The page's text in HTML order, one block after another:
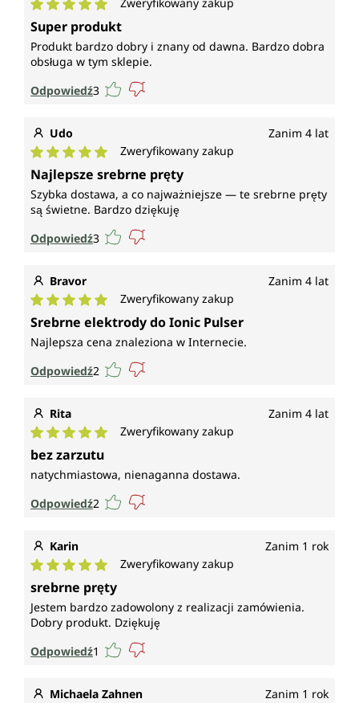
Średnia ocena 5 z 5 gwiazdek
Super produkt
Produkt bardzo dobry i znany od dawna. Bardzo dobra
obsługa w tym sklepie.
Odpowiedź3
Udo Zanim 4 lat
Średnia ocena 5 z 5 gwiazdek
Zweryfikowany zakup
Najlepsze srebrne pręty
Szybka dostawa, a co najważniejsze — te srebrne pręty
są świetne. Bardzo dziękuję
Odpowiedź3
Bravor Zanim 4 lat
Średnia ocena 5 z 5 gwiazdek
Zweryfikowany zakup
Srebrne elektrody do Ionic Pulser
Najlepsza cena znaleziona w Internecie.
Odpowiedź2
Rita Zanim 4 lat
Średnia ocena 5 z 5 gwiazdek
Zweryfikowany zakup
bez zarzutu
natychmiastowa, nienaganna dostawa.
Odpowiedź2
Karin Zanim 1 rok
Średnia ocena 5 z 5 gwiazdek
Zweryfikowany zakup
srebrne pręty
Jestem bardzo zadowolony z realizacji zamówienia.
Dobry produkt. Dziękuję
Odpowiedź1
Michaela Zahnen Zanim 1 rok